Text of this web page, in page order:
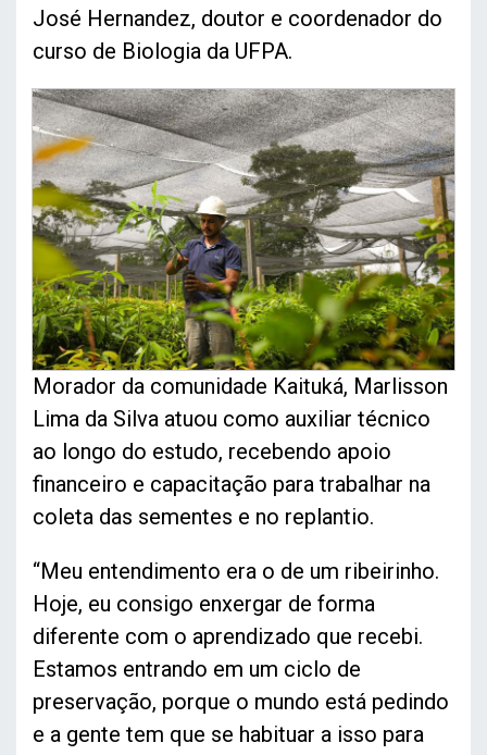
José Hernandez, doutor e coordenador do
curso de Biologia da UFPA.
Morador da comunidade Kaituká, Marlisson
Lima da Silva atuou como auxiliar técnico
ao longo do estudo, recebendo apoio
financeiro e capacitação para trabalhar na
coleta das sementes e no replantio.
“Meu entendimento era o de um ribeirinho.
Hoje, eu consigo enxergar de forma
diferente com o aprendizado que recebi.
Estamos entrando em um ciclo de
preservação, porque o mundo está pedindo
e a gente tem que se habituar a isso para